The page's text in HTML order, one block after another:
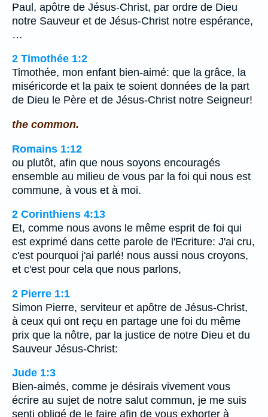
Paul, apôtre de Jésus-Christ, par ordre de Dieu
notre Sauveur et de Jésus-Christ notre espérance,
…
2 Timothée 1:2
Timothée, mon enfant bien-aimé: que la grâce, la
miséricorde et la paix te soient données de la part
de Dieu le Père et de Jésus-Christ notre Seigneur!
the common.
Romains 1:12
ou plutôt, afin que nous soyons encouragés
ensemble au milieu de vous par la foi qui nous est
commune, à vous et à moi.
2 Corinthiens 4:13
Et, comme nous avons le même esprit de foi qui
est exprimé dans cette parole de l'Ecriture: J'ai cru,
c'est pourquoi j'ai parlé! nous aussi nous croyons,
et c'est pour cela que nous parlons,
2 Pierre 1:1
Simon Pierre, serviteur et apôtre de Jésus-Christ,
à ceux qui ont reçu en partage une foi du même
prix que la nôtre, par la justice de notre Dieu et du
Sauveur Jésus-Christ:
Jude 1:3
Bien-aimés, comme je désirais vivement vous
écrire au sujet de notre salut commun, je me suis
senti obligé de le faire afin de vous exhorter à